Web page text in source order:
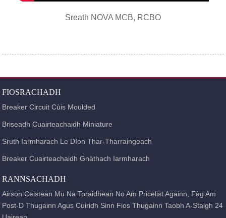
Sreath NOVA MCB, RCBO
FIOSRACHADH
Breaker Circuit Cùis Moulded
Briseadh Cuairteachaidh Miniature
Sruth Iarmharach Le Dìon Thar-Tharraingeach
Breaker Cuairteachaidh Gnàthach Iarmharach
RANNSACHADH
Airson Ceistean Mu Na Toraidhean No Am Pricelist Againn, Fàg Am
Post-D Thugainn Agus Cuiridh Sinn Fios Thugainn Taobh A-Staigh 24